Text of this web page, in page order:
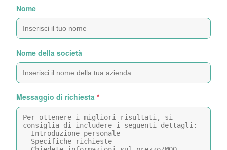
Nome
Nome della società
Messaggio di richiesta *